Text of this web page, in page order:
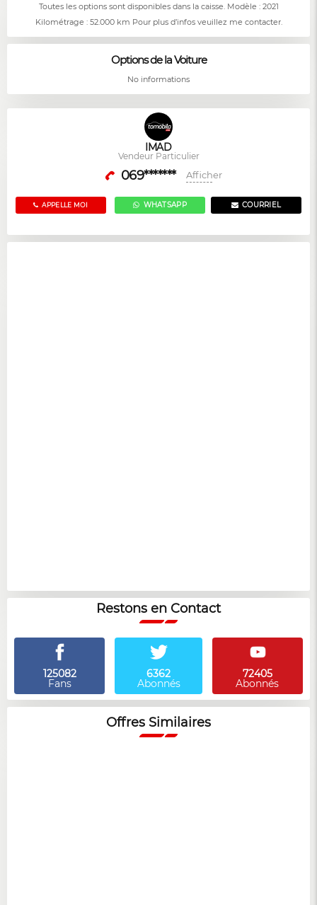
Toutes les options sont disponibles dans la caisse. Modèle : 2021
Kilométrage : 52.000 km Pour plus d’infos veuillez me contacter.
Options de la Voiture
No informations
IMAD
Vendeur Particulier
069******* Afficher
APPELLE MOI COURRIEL
WHATSAPP
Restons en Contact
125082
Fans
6362
Abonnés
72405
Abonnés
Offres Similaires